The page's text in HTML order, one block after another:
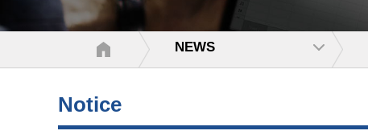
NEWS
Notice